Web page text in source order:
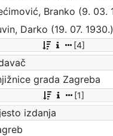
Darko (19. 07. 1930.)
[4]
grada Zagreba
[1]
izdanja